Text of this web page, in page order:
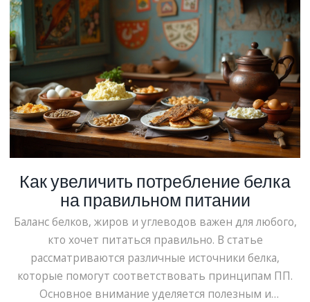
макронутриенты. А также, как подбирать продукты,
составлять меню и избегать распространённых
ошибок. Это руководство станет вашим
путеводителем в мире здорового питания.
Как увеличить потребление белка
на правильном питании
Баланс белков, жиров и углеводов важен для любого,
кто хочет питаться правильно. В статье
рассматриваются различные источники белка,
которые помогут соответствовать принципам ПП.
Основное внимание уделяется полезным и